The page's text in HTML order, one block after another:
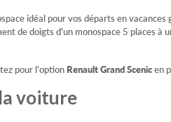
idéal pour vos départs en vacances
de doigts d'un monospace 5 places
pour l'option Renault Grand Scenicen
voiture